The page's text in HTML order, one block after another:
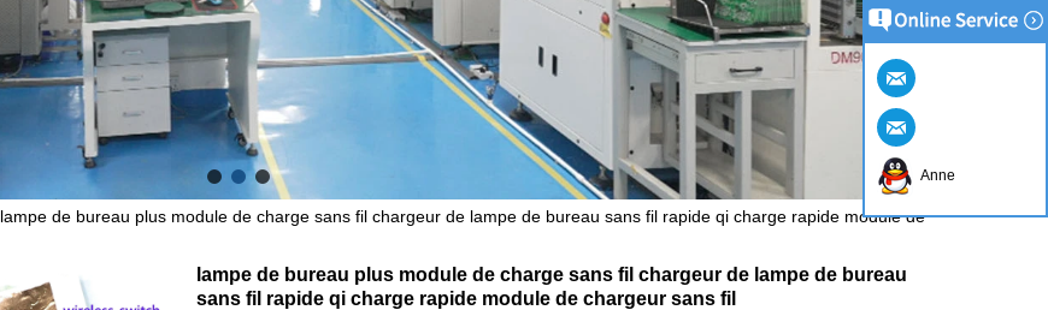
lampe de bureau plus module de charge sans fil chargeur de lampe de bureau sans fil rapide qi charge rapide module de
lampe de bureau plus module de charge sans fil chargeur de lampe de bureau
sans fil rapide qi charge rapide module de chargeur sans fil
Anne